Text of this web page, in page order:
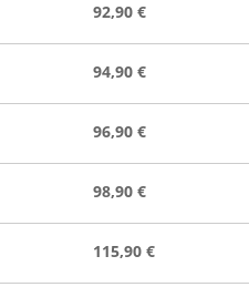
92,90 €
94,90 €
96,90 €
98,90 €
115,90 €